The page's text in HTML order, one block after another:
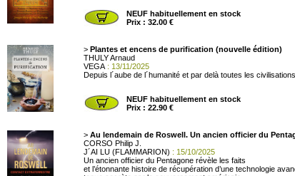
NEUF habituellement en stock
Prix : 32.00 €
> Plantes et encens de purification (nouvelle édition)
THULY Arnaud
VEGA: 13/11/2025
Depuis l´aube de l´humanité et par delà toutes les
NEUF habituellement en stock
Prix : 22.90 €
> Au lendemain de Roswell. Un ancien officier du
CORSO Philip J.
J´AI LU (FLAMMARION) : 15/10/2025
Un ancien officier du Pentagone révèle les faits
et l’étonnante histoire de récupération d’une technologie